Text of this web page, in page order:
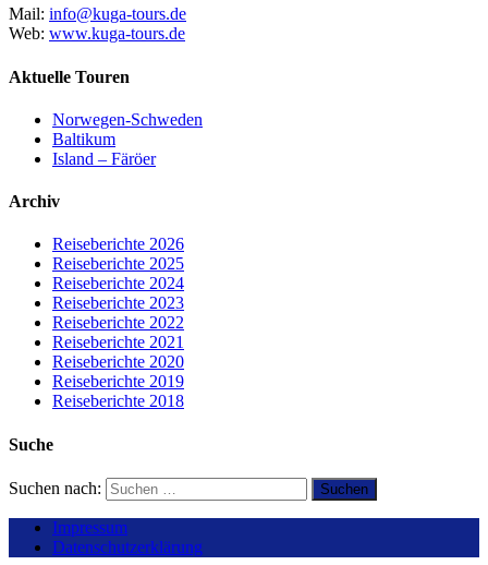
Mail: info@kuga-tours.de
Web: www.kuga-tours.de
Aktuelle Touren
Norwegen-Schweden
Baltikum
Island – Färöer
Archiv
Reiseberichte 2026
Reiseberichte 2025
Reiseberichte 2024
Reiseberichte 2023
Reiseberichte 2022
Reiseberichte 2021
Reiseberichte 2020
Reiseberichte 2019
Reiseberichte 2018
Suche
Suchen nach:
Impressum
Datenschutzerklärung